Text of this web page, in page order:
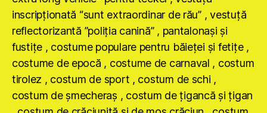
inscripţionată “sunt extraordinar de rău” , vestuţă
reflectorizantă ”poliţia canină” , pantalonaşi şi
fustiţe , costume populare pentru băieţei şi fetiţe ,
costume de epocă , costume de carnaval , costum
tirolez , costum de sport , costum de schi ,
costum de şmecheraş , costum de ţigancă şi ţigan